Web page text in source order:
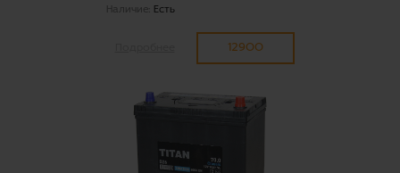
Наличие:
Есть
12900